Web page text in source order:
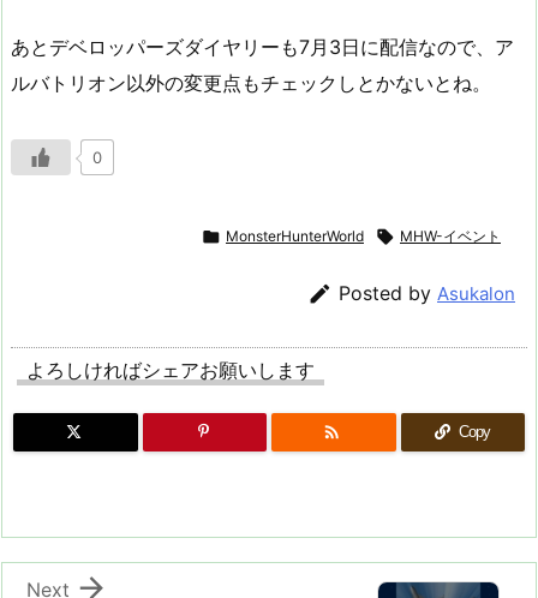
あとデベロッパーズダイヤリーも7月3日に配信なので、ア
ルバトリオン以外の変更点もチェックしとかないとね。
0
 MonsterHunterWorld  MHW-イベント
 Posted by Asukalon
よろしければシェアお願いします
 Copy

Next